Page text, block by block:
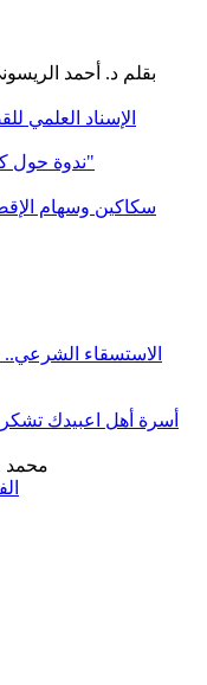
الإسناد العلمي
ندوة حول كتاب "العدالة الاجتماعية في الإسلام"
سكاكين وسهام
الاستسقاء الشرعي..
أسرة أهل اعبيدك